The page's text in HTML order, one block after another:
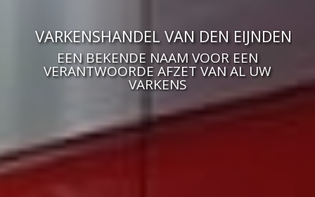
VARKENSHANDEL VAN DEN EIJNDEN
EEN BEKENDE NAAM VOOR EEN
VERANTWOORDE AFZET VAN AL UW
VARKENS